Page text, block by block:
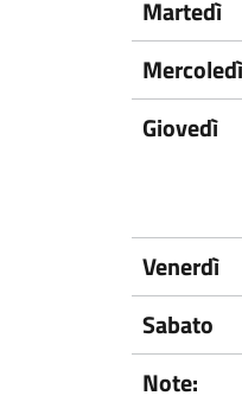
Martedì
Mercoledì
Giovedì
Venerdì
Sabato
Note: